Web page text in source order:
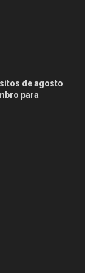
de agosto
para